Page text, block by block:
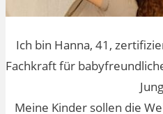
Ich bin Hanna, 41,
Fachkraft für
Meine Kinder sollen die